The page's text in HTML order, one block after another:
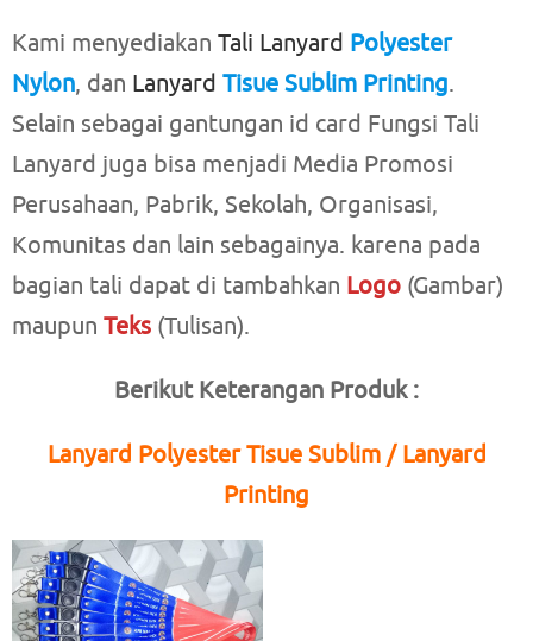
Kami menyediakan Tali Lanyard Polyester
Nylon, dan Lanyard Tisue Sublim Printing.
Selain sebagai gantungan id card Fungsi Tali
Lanyard juga bisa menjadi Media Promosi
Perusahaan, Pabrik, Sekolah, Organisasi,
Komunitas dan lain sebagainya. karena pada
bagian tali dapat di tambahkan Logo (Gambar)
maupun Teks (Tulisan).
Berikut Keterangan Produk :
Lanyard Polyester Tisue Sublim / Lanyard
Printing